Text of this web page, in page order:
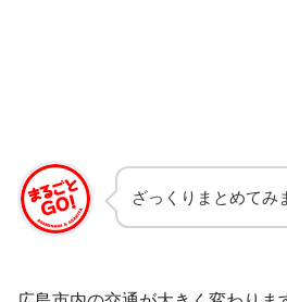
ざっくりまとめてみ